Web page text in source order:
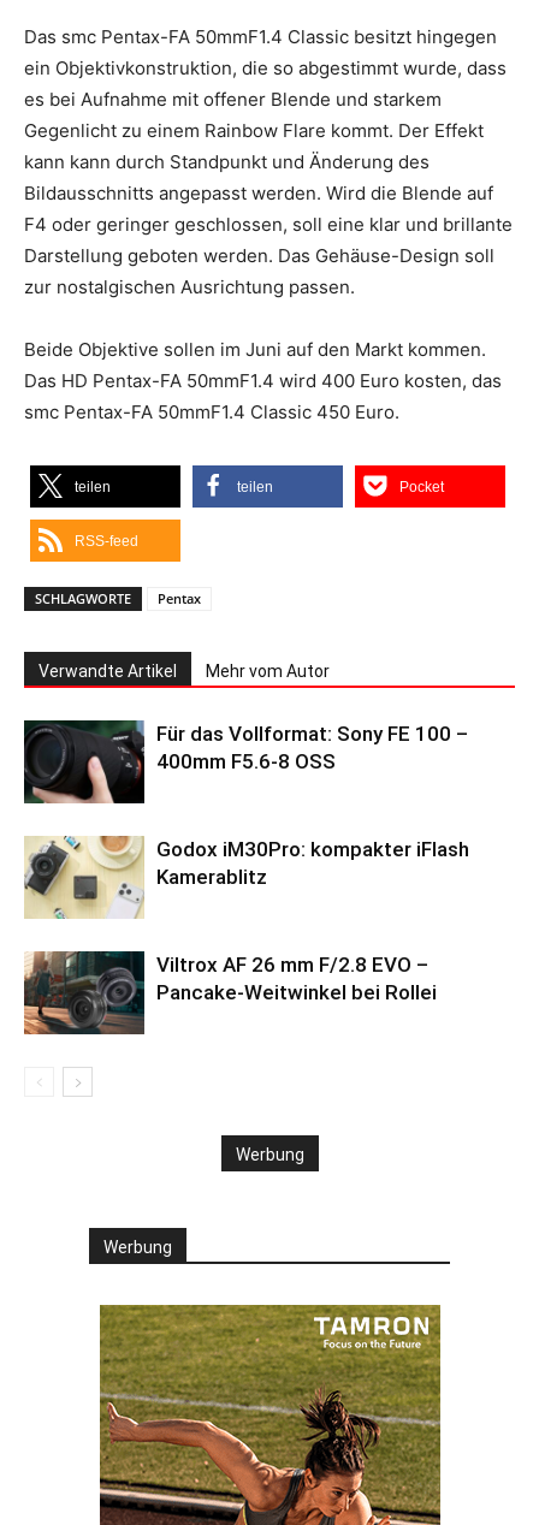
Das smc Pentax-FA 50mmF1.4 Classic besitzt hingegen
ein Objektivkonstruktion, die so abgestimmt wurde, dass
es bei Aufnahme mit offener Blende und starkem
Gegenlicht zu einem Rainbow Flare kommt. Der Effekt
kann kann durch Standpunkt und Änderung des
Bildausschnitts angepasst werden. Wird die Blende auf
F4 oder geringer geschlossen, soll eine klar und brillante
Darstellung geboten werden. Das Gehäuse-Design soll
zur nostalgischen Ausrichtung passen.
Beide Objektive sollen im Juni auf den Markt kommen.
Das HD Pentax-FA 50mmF1.4 wird 400 Euro kosten, das
smc Pentax-FA 50mmF1.4 Classic 450 Euro.
teilen teilen Pocket
RSS-feed
SCHLAGWORTE Pentax
Verwandte Artikel Mehr vom Autor
Für das Vollformat: Sony FE 100 –
400mm F5.6-8 OSS
Godox iM30Pro: kompakter iFlash
Kamerablitz
Viltrox AF 26 mm F/2.8 EVO –
Pancake-Weitwinkel bei Rollei
Werbung
Werbung